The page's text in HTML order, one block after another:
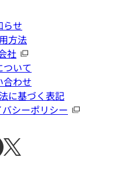
らせ
方法
社
ついて
合わせ
に基づく表記
シーポリシー